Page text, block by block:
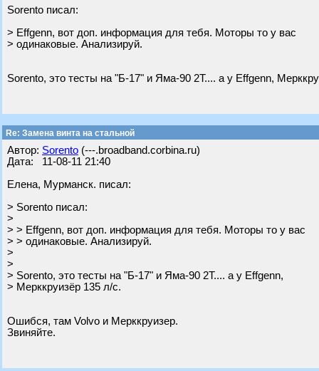
Sorento писал:
> Effgenn, вот доп. информация для тебя. Моторы то у вас
> одинаковые. Анализируй.
Sorento, это тесты на "Б-17" и Яма-90 2Т.... а у Effgenn,
Re: Замена винта на стальной
Автор: Sorento (---.broadband.corbina.ru)
Дата: 11-08-11 21:40
Елена, Мурманск. писал:
> Sorento писал:
>
> > Effgenn, вот доп. информация для тебя. Моторы то у вас
> > одинаковые. Анализируй.
>
>
> Sorento, это тесты на "Б-17" и Яма-90 2Т.... а у Effgenn,
> Мерккруизёр 135 л/с.
Ошибся, там Volvo и Мерккруизер.
Звиняйте.